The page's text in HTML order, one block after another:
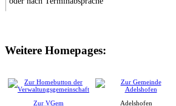
Weitere Homepages:
Zur VGem Adelshofen